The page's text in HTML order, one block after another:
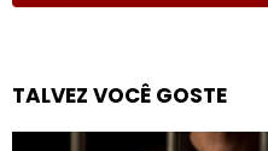
TALVEZ VOCÊ GOSTE